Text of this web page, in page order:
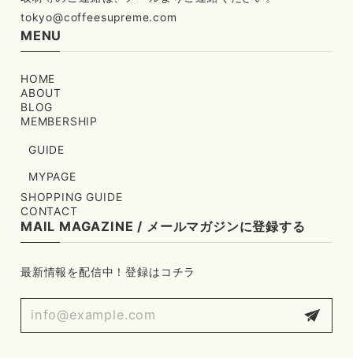
tokyo@coffeesupreme.com
MENU
HOME
ABOUT
BLOG
MEMBERSHIP
GUIDE
MYPAGE
SHOPPING GUIDE
CONTACT
MAIL MAGAZINE / メールマガジンに登録する
最新情報を配信中！登録はコチラ